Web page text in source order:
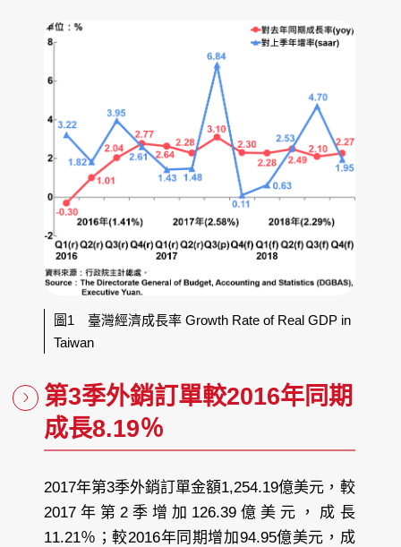
圖1 臺灣經濟成長率 Growth Rate of Real GDP in
Taiwan
第3季外銷訂單較2016年同期
成長8.19％
2017年第3季外銷訂單金額1,254.19億美元，較
2017年第2季增加126.39億美元，成長
11.21％；較2016年同期增加94.95億美元，成